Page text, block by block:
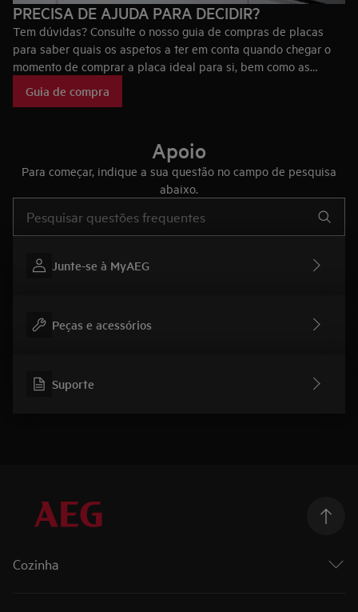
PRECISA DE AJUDA PARA DECIDIR?
Tem dúvidas? Consulte o nosso guia de compras de placas
para saber quais os aspetos a ter em conta quando chegar o
momento de comprar a placa ideal para si, bem como as
Guia de compra
Apoio
Para começar, indique a sua questão no campo de pesquisa
abaixo.
Junte-se à MyAEG
Peças e acessórios
Suporte
Cozinha